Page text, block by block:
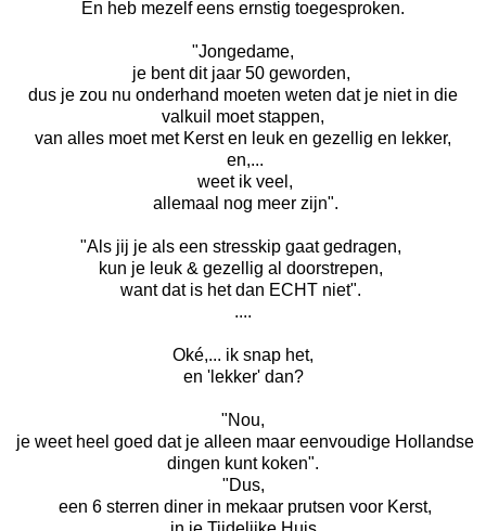
En heb mezelf eens ernstig toegesproken.
"Jongedame,
je bent dit jaar 50 geworden,
dus je zou nu onderhand moeten weten dat je niet in die
valkuil moet stappen,
van alles moet met Kerst en leuk en gezellig en lekker,
en,...
weet ik veel,
allemaal nog meer zijn".
"Als jij je als een stresskip gaat gedragen,
kun je leuk & gezellig al doorstrepen,
want dat is het dan ECHT niet".
....
Oké,... ik snap het,
en 'lekker' dan?
"Nou,
je weet heel goed dat je alleen maar eenvoudige Hollandse
dingen kunt koken".
"Dus,
een 6 sterren diner in mekaar prutsen voor Kerst,